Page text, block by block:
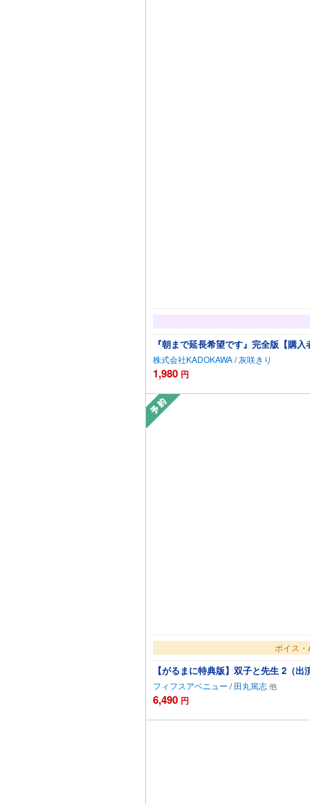
『朝まで延長希望です』完全版【購
株式会社KADOKAWA/灰咲きり
1,980 円
ボイス
【がるまに特典版】双子と先生 2（
フィフスアベニュー / 田丸篤志
6,490 円